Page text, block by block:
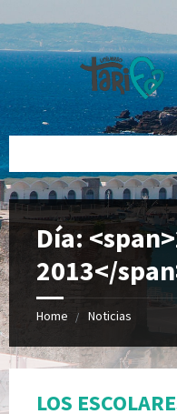
Día:
2013</
Home Noticias
LOS